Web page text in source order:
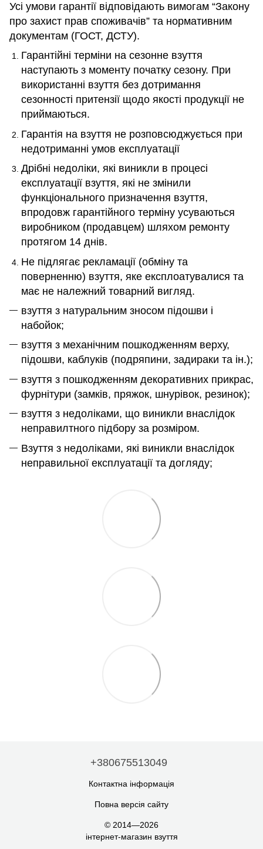
Усі умови гарантії відповідають вимогам “Закону
про захист прав споживачів” та нормативним
документам (ГОСТ, ДСТУ).
Гарантійні терміни на сезонне взуття
наступають з моменту початку сезону. При
використанні взуття без дотримання
сезонності притензії щодо якості продукції не
приймаються.
Гарантія на взуття не розповсюджується при
недотриманні умов експлуатації
Дрібні недоліки, які виникли в процесі
експлуатації взуття, які не змінили
функціонального призначення взуття,
впродовж гарантійного терміну усуваються
виробником (продавцем) шляхом ремонту
протягом 14 днів.
Не підлягає рекламації (обміну та
поверненню) взуття, яке експлоатувалися та
має не належний товарний вигляд.
взуття з натуральним зносом підошви і
набойок;
взуття з механічним пошкодженням верху,
підошви, каблуків (подряпини, задираки та ін.);
взуття з пошкодженням декоративних прикрас,
фурнітури (замків, пряжок, шнурівок, резинок);
взуття з недоліками, що виникли внаслідок
неправилтного підбору за розміром.
Взуття з недоліками, які виникли внаслідок
неправильної експлуатації та догляду;
+380675513049
Контактна інформація
Повна версія сайту
© 2014—2026
інтернет-магазин взуття